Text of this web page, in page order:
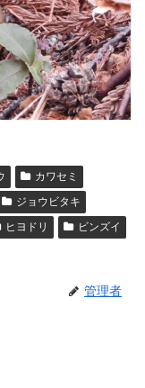
カワセミ
ジョウビタキ
ヒヨドリ
ビンズイ
管理者